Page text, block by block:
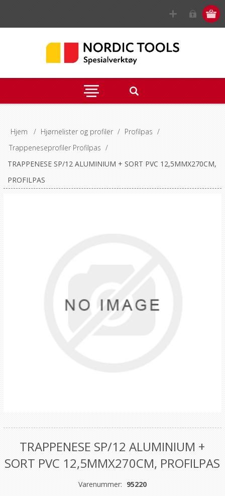
Hjem / Hjørnelister og profiler / Profilpas /
Trappeneseprofiler Profilpas /
TRAPPENESE SP/12 ALUMINIUM + SORT PVC 12,5MMX270CM,
PROFILPAS
TRAPPENESE SP/12 ALUMINIUM +
SORT PVC 12,5MMX270CM, PROFILPAS
Varenummer: 95220